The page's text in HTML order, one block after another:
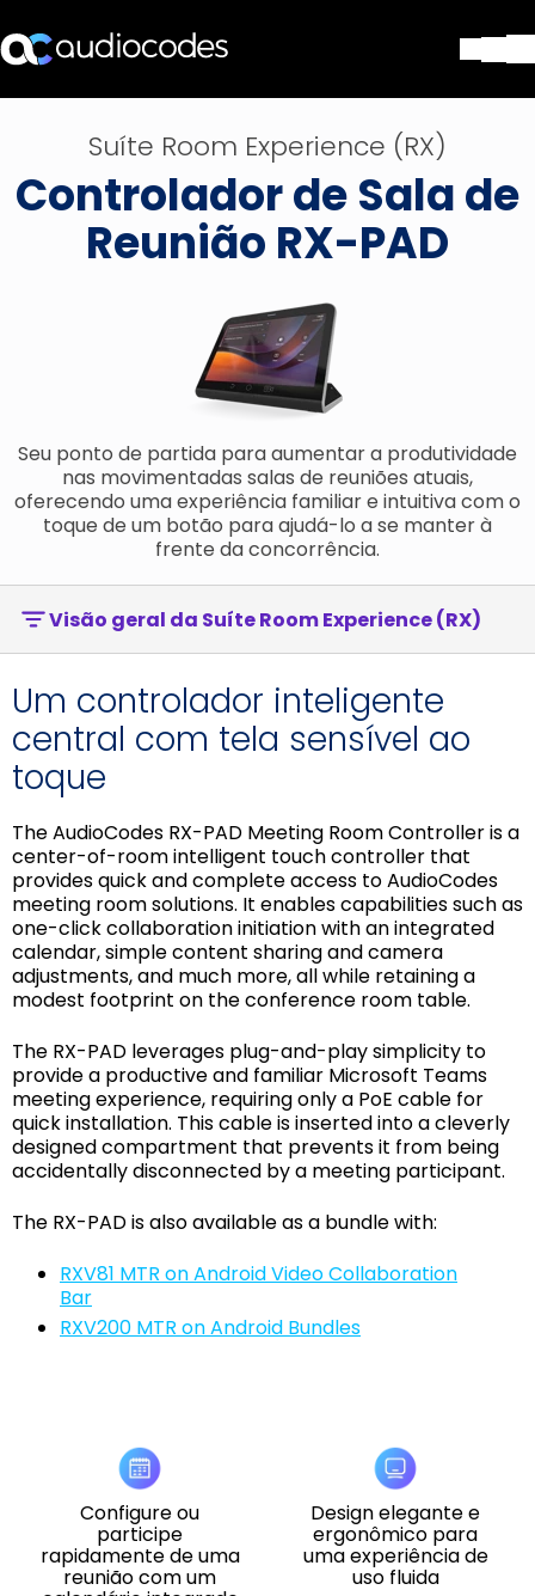
Produtos e aplicações
Partners
Serviços e suporte
Companhia
ASSINE NOSSA
Suíte Room Experience (RX)
Controlador de Sala de
Reunião RX-PAD
Seu ponto de partida para aumentar a produtividade
nas movimentadas salas de reuniões atuais,
oferecendo uma experiência familiar e intuitiva com o
toque de um botão para ajudá-lo a se manter à
frente da concorrência.
Visão geral da Suíte Room Experience (RX)
Um controlador inteligente
central com tela sensível ao
toque
The AudioCodes RX-PAD Meeting Room Controller is a
center-of-room intelligent touch controller that
provides quick and complete access to AudioCodes
meeting room solutions. It enables capabilities such as
one-click collaboration initiation with an integrated
calendar, simple content sharing and camera
adjustments, and much more, all while retaining a
modest footprint on the conference room table.
The RX-PAD leverages plug-and-play simplicity to
provide a productive and familiar Microsoft Teams
meeting experience, requiring only a PoE cable for
quick installation. This cable is inserted into a cleverly
designed compartment that prevents it from being
accidentally disconnected by a meeting participant.
The RX-PAD is also available as a bundle with:
RXV81 MTR on Android Video Collaboration
Bar
RXV200 MTR on Android Bundles
Configure ou
participe
rapidamente de uma
reunião com um
Design elegante e
ergonômico para
uma experiência de
uso fluida